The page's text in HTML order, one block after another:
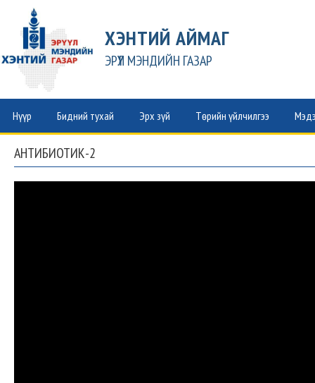
ХЭНТИЙ АЙМАГ
ЭРҮҮЛ МЭНДИЙН ГАЗАР
Нүүр Бидний тухай Эрх зүй Төрийн үйлчилгээ
АНТИБИОТИК-2